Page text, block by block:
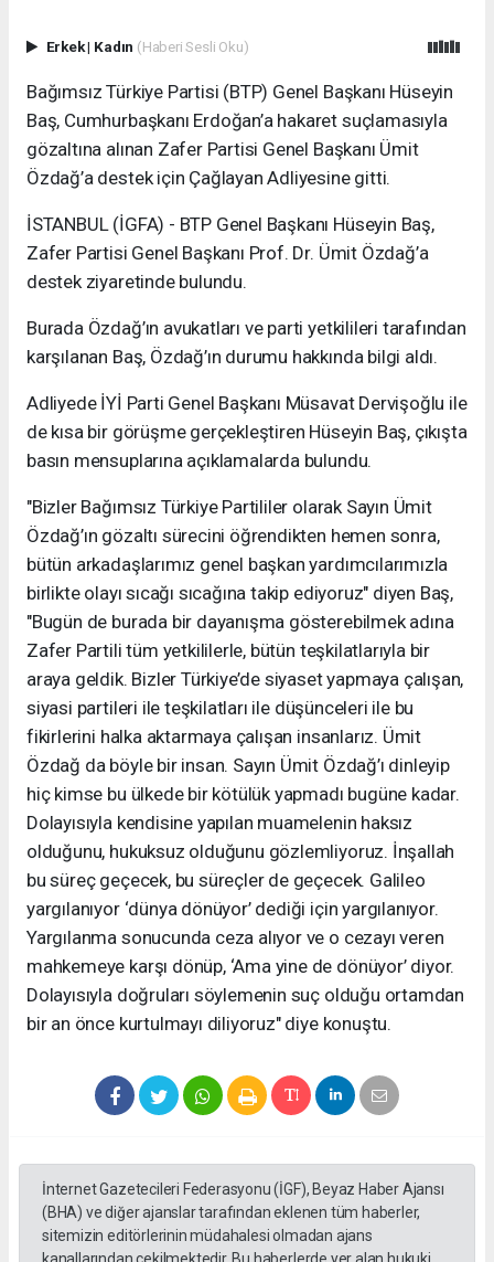
Erkek| Kadın (Haberi Sesli Oku)
Bağımsız Türkiye Partisi (BTP) Genel Başkanı Hüseyin
Baş, Cumhurbaşkanı Erdoğan’a hakaret suçlamasıyla
gözaltına alınan Zafer Partisi Genel Başkanı Ümit
Özdağ’a destek için Çağlayan Adliyesine gitti.
İSTANBUL (İGFA) - BTP Genel Başkanı Hüseyin Baş,
Zafer Partisi Genel Başkanı Prof. Dr. Ümit Özdağ’a
destek ziyaretinde bulundu.
Burada Özdağ’ın avukatları ve parti yetkilileri tarafından
karşılanan Baş, Özdağ’ın durumu hakkında bilgi aldı.
Adliyede İYİ Parti Genel Başkanı Müsavat Dervişoğlu ile
de kısa bir görüşme gerçekleştiren Hüseyin Baş, çıkışta
basın mensuplarına açıklamalarda bulundu.
"Bizler Bağımsız Türkiye Partililer olarak Sayın Ümit
Özdağ’ın gözaltı sürecini öğrendikten hemen sonra,
bütün arkadaşlarımız genel başkan yardımcılarımızla
birlikte olayı sıcağı sıcağına takip ediyoruz" diyen Baş,
"Bugün de burada bir dayanışma gösterebilmek adına
Zafer Partili tüm yetkililerle, bütün teşkilatlarıyla bir
araya geldik. Bizler Türkiye’de siyaset yapmaya çalışan,
siyasi partileri ile teşkilatları ile düşünceleri ile bu
fikirlerini halka aktarmaya çalışan insanlarız. Ümit
Özdağ da böyle bir insan. Sayın Ümit Özdağ’ı dinleyip
hiç kimse bu ülkede bir kötülük yapmadı bugüne kadar.
Dolayısıyla kendisine yapılan muamelenin haksız
olduğunu, hukuksuz olduğunu gözlemliyoruz. İnşallah
bu süreç geçecek, bu süreçler de geçecek. Galileo
yargılanıyor ‘dünya dönüyor’ dediği için yargılanıyor.
Yargılanma sonucunda ceza alıyor ve o cezayı veren
mahkemeye karşı dönüp, ‘Ama yine de dönüyor’ diyor.
Dolayısıyla doğruları söylemenin suç olduğu ortamdan
bir an önce kurtulmayı diliyoruz" diye konuştu.
İnternet Gazetecileri Federasyonu (İGF), Beyaz Haber Ajansı
(BHA) ve diğer ajanslar tarafından eklenen tüm haberler,
sitemizin editörlerinin müdahalesi olmadan ajans